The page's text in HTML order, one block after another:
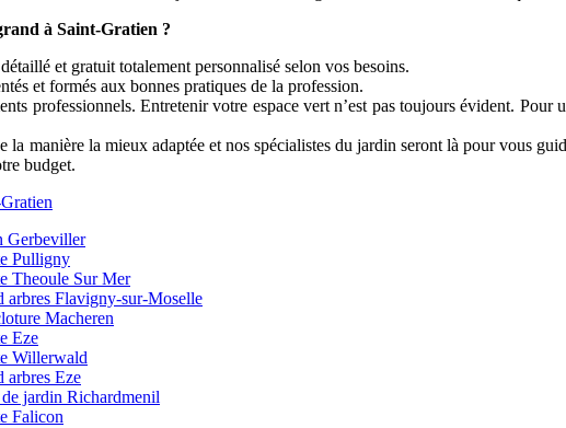
à Saint-Gratien ?
et gratuit totalement personnalisé selon vos besoins.
et formés aux bonnes pratiques de la profession.
professionnels. Entretenir votre espace vert n’est pas toujours évident.
la manière la mieux adaptée et nos spécialistes du jardin seront là pour vous
budget.
Gerbeviller
Pulligny
Theoule Sur Mer
arbres Flavigny-sur-Moselle
Macheren
Eze
Willerwald
arbres Eze
jardin Richardmenil
Falicon